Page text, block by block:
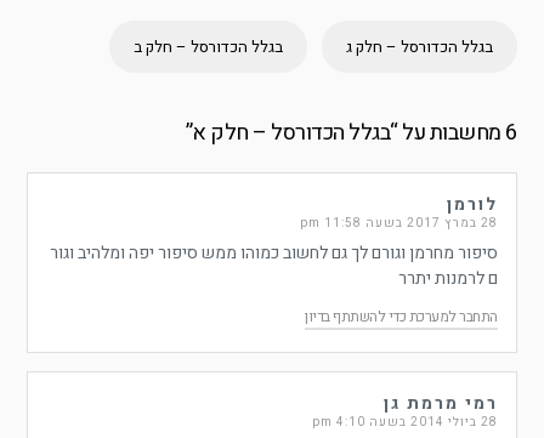
בגלל הכדורסל – חלק ג בגלל הכדורסל – חלק ב
6 מחשבות על “ בגלל הכדורסל – חלק א”
לורמן
28 במרץ 2017 בשעה 11:58 pm
סיפור מחרמן וגורם לך גם לחשוב כמוהו ממש סיפור יפה ומלהיב וגור
ם לרמנות יתרר
התחבר למערכת כדי להשתתף בדיון
רמי מרמת גן
28 ביולי 2014 בשעה 4:10 pm